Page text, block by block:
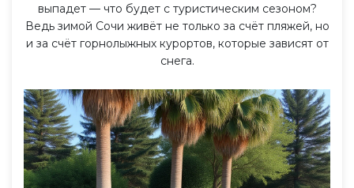
выпадет — что будет с туристическим сезоном?
Ведь зимой Сочи живёт не только за счёт пляжей, но
и за счёт горнолыжных курортов, которые зависят от
снега.